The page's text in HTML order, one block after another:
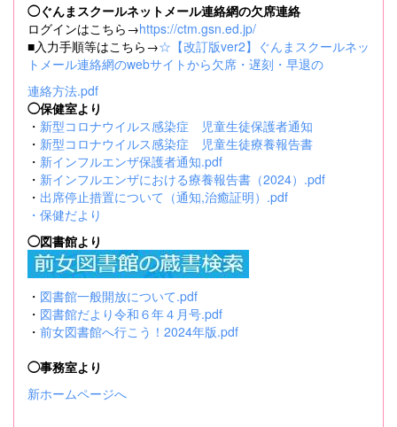
◯ぐんまスクールネットメール連絡網の欠席連絡
ログインはこちら→https://ctm.gsn.ed.jp/
■入力手順等はこちら→☆【改訂版ver2】ぐんまスクールネッ
トメール連絡網のwebサイトから欠席・遅刻・早退の
連絡方法.pdf
◯保健室より
・ 新型コロナウイルス感染症 児童生徒保護者通知
・ 新型コロナウイルス感染症 児童生徒療養報告書
・ 新インフルエンザ保護者通知.pdf
・ 新インフルエンザにおける療養報告書（2024）.pdf
・ 出席停止措置について（通知,治癒証明）.pdf
・ 保健だより
◯図書館より
・ 図書館一般開放について.pdf
・ 図書館だより令和６年４月号.pdf
・ 前女図書館へ行こう！2024年版.pdf
◯事務室より
新ホームページへ